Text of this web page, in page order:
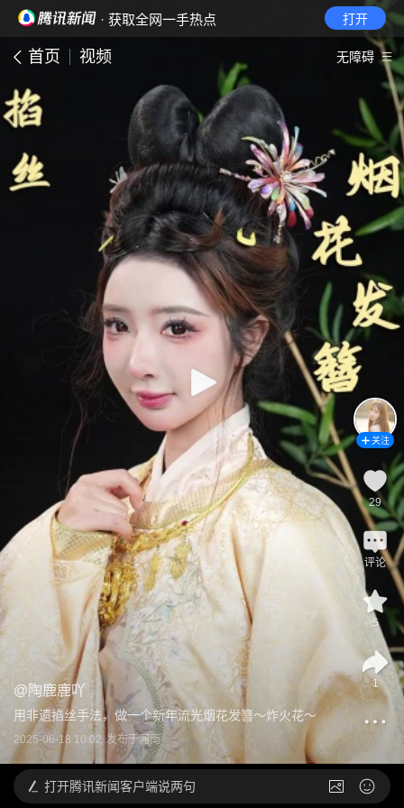
· 获取全网一手热点 打开
首页 视频 无障碍
@ 陶鹿鹿吖
用非遗掐丝手法，做一个新年流光烟花发簪～炸火花～
2025-06-18 10:02 发布于河南
关注
29
评论
5
1
打开腾讯新闻客户端说两句